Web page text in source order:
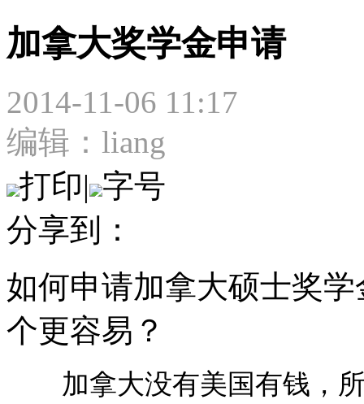
加拿大奖学金申请
2014-11-06 11:17
编辑：liang
打印| 字号
分享到：
如何申请加拿大硕士奖
个更容易？
加拿大没有美国有钱，所